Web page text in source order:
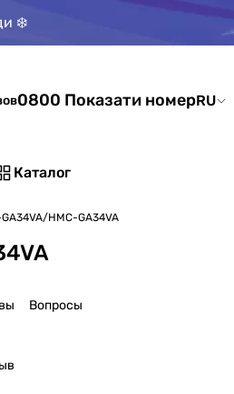
❄️
0800 Показати номерRU
Каталог
HMC-GA34VA
Вопросы